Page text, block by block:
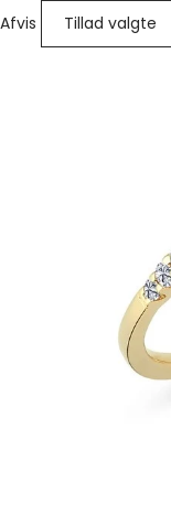
Afvis
Tillad valgte